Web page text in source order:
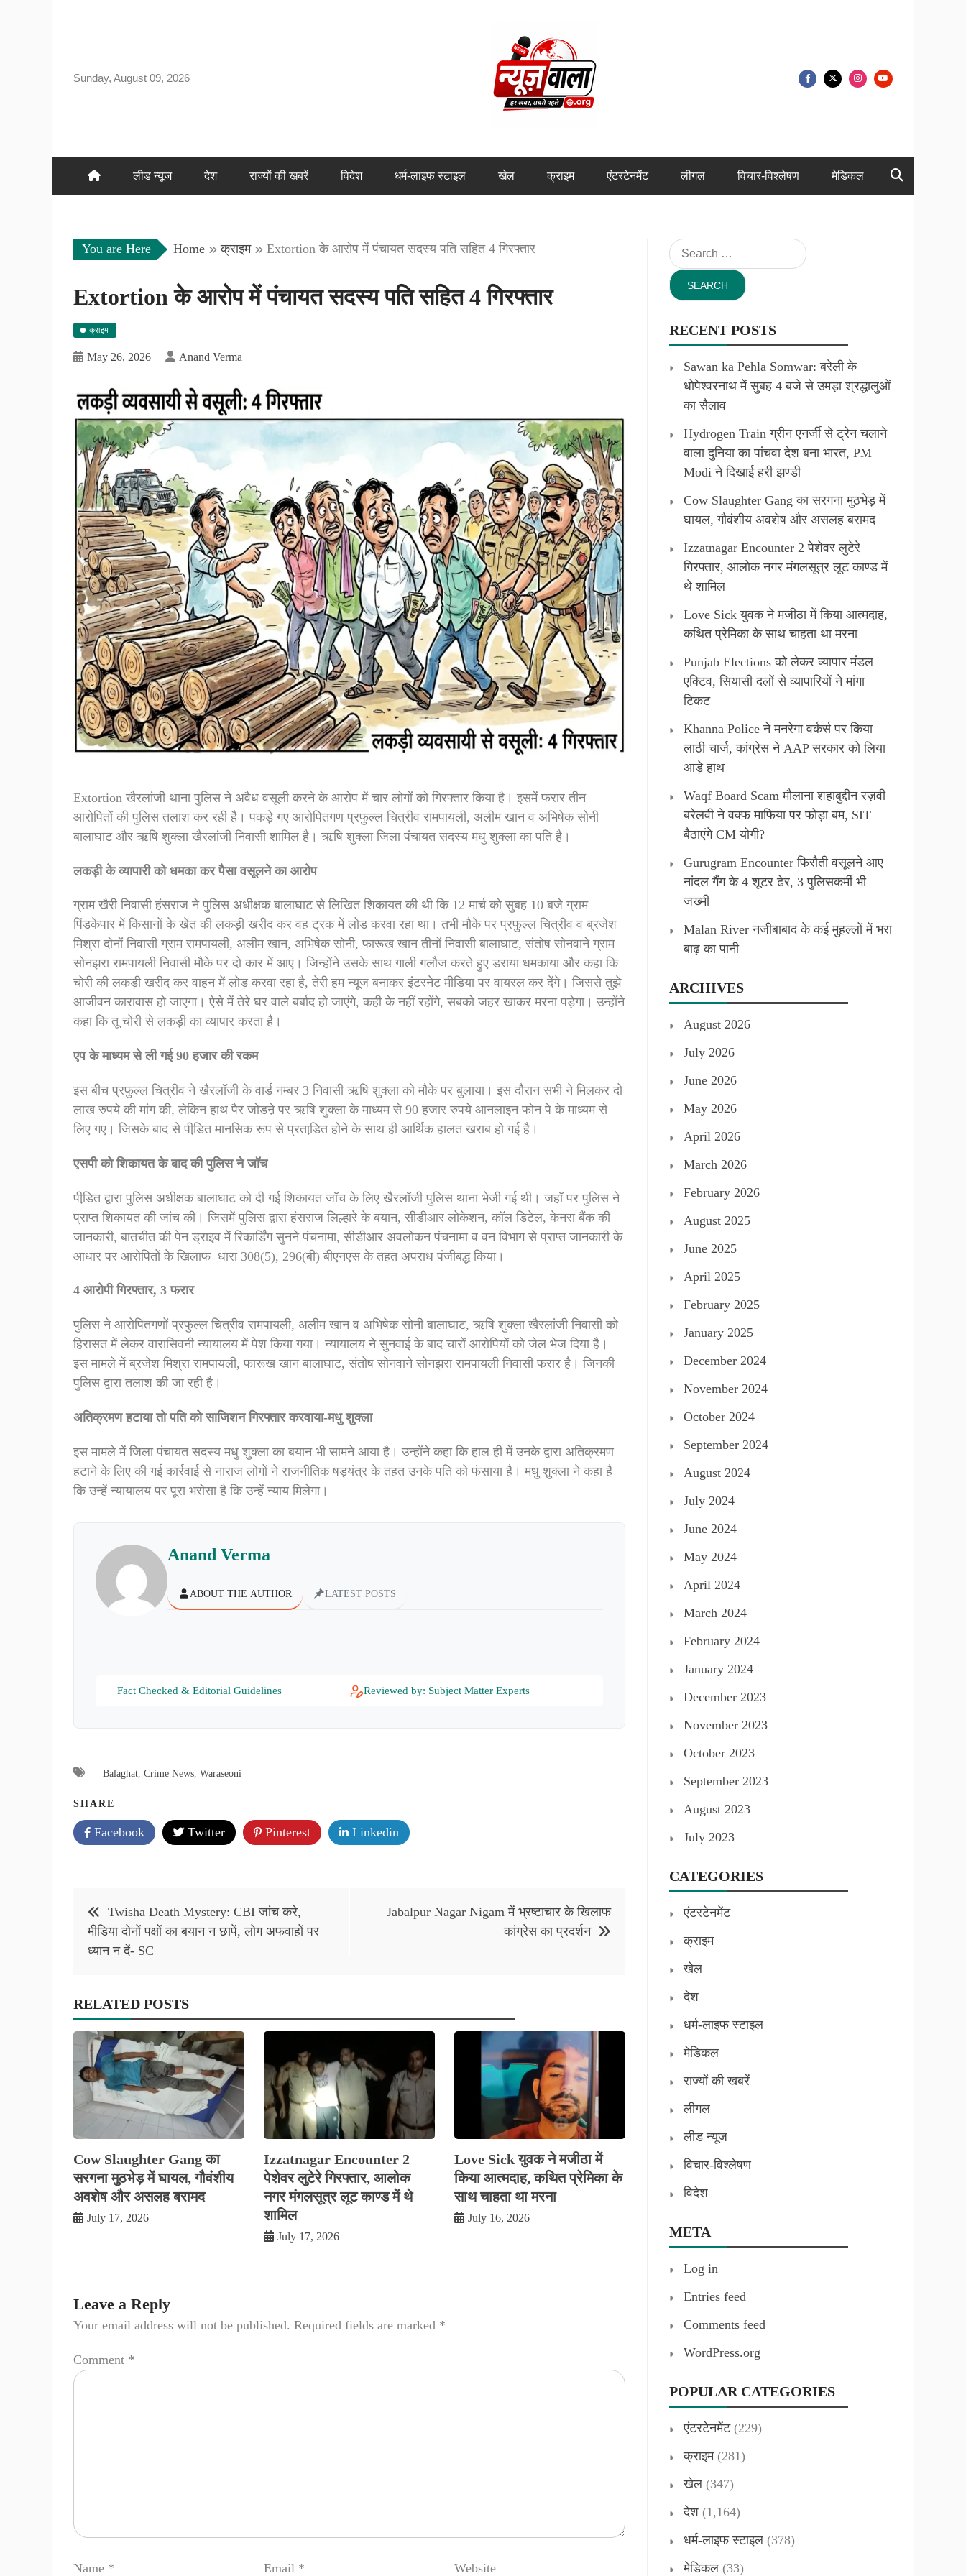
Sunday, August 09, 2026
लीड न्यूज देश राज्यों की खबरें विदेश धर्म-लाइफ स्टाइल खेल क्राइम एंटरटेनमेंट लीगल विचार-विश्लेषण मेडिकल
You are Here Home क्राइम Extortion के आरोप में पंचायत सदस्य पति सहित 4 गिरफ्तार
Extortion के आरोप में पंचायत सदस्य पति सहित 4 गिरफ्तार
क्राइम
May 26, 2026 Anand Verma
Extortion खैरलांजी थाना पुलिस ने अवैध वसूली करने के आरोप में चार लोगों को गिरफ्तार किया है। इसमें फरार तीन
आरोपितों की पुलिस तलाश कर रही है। पकड़े गए आरोपितगण प्रफुल्ल चित्रीव रामपायली, अलीम खान व अभिषेक सोनी
बालाघाट और ऋषि शुक्ला खैरलांजी निवासी शामिल है। ऋषि शुक्ला जिला पंचायत सदस्य मधु शुक्ला का पति है।
लकड़ी के व्यापारी को धमका कर पैसा वसूलने का आरोप
ग्राम खैरी निवासी हंसराज ने पुलिस अधीक्षक बालाघाट से लिखित शिकायत की थी कि 12 मार्च को सुबह 10 बजे ग्राम
पिंडकेपार में किसानों के खेत की लकड़ी खरीद कर वह ट्रक में लोड करवा रहा था। तभी मौके पर प्रफुल्ल चित्रीव व ब्रजेश
मिश्रा दोनों निवासी ग्राम रामपायली, अलीम खान, अभिषेक सोनी, फारूख खान तीनों निवासी बालाघाट, संतोष सोनवाने ग्राम
सोनझरा रामपायली निवासी मौके पर दो कार में आए। जिन्होंने उसके साथ गाली गलौज करते हुए डराया धमकाया और कहा कि
चोरी की लकड़ी खरीद कर वाहन में लोड़ करवा रहा है, तेरी हम न्यूज बनाकर इंटरनेट मीडिया पर वायरल कर देंगे। जिससे तुझे
आजीवन कारावास हो जाएगा। ऐसे में तेरे घर वाले बर्बाद हो जाएंगे, कही के नहीं रहोंगे, सबको जहर खाकर मरना पड़ेगा। उन्होंने
कहा कि तू चोरी से लकड़ी का व्यापार करता है।
एप के माध्यम से ली गई 90 हजार की रकम
इस बीच प्रफुल्ल चित्रीव ने खैरलॉजी के वार्ड नम्बर 3 निवासी ऋषि शुक्ला को मौके पर बुलाया। इस दौरान सभी ने मिलकर दो
लाख रुपये की मांग की, लेकिन हाथ पैर जोडऩे पर ऋषि शुक्ला के माध्यम से 90 हजार रुपये आनलाइन फोन पे के माध्यम से
लिए गए। जिसके बाद से पीडि़त मानसिक रूप से प्रताडि़त होने के साथ ही आर्थिक हालत खराब हो गई है।
एसपी को शिकायत के बाद की पुलिस ने जॉच
पीडि़त द्वारा पुलिस अधीक्षक बालाघाट को दी गई शिकायत जॉच के लिए खैरलॉजी पुलिस थाना भेजी गई थी। जहॉ पर पुलिस ने
प्राप्त शिकायत की जांच की। जिसमें पुलिस द्वारा हंसराज लिल्हारे के बयान, सीडीआर लोकेशन, कॉल डिटेल, केनरा बैंक की
जानकारी, बातचीत की पेन ड्राइव में रिकार्डिंग सुनने पंचनामा, सीडीआर अवलोकन पंचनामा व वन विभाग से प्राप्त जानकारी के
आधार पर आरोपितों के खिलाफ धारा 308(5), 296(बी) बीएनएस के तहत अपराध पंजीबद्ध किया।
4 आरोपी गिरफ्तार, 3 फरार
पुलिस ने आरोपितगणों प्रफुल्ल चित्रीव रामपायली, अलीम खान व अभिषेक सोनी बालाघाट, ऋषि शुक्ला खैरलांजी निवासी को
हिरासत में लेकर वारासिवनी न्यायालय में पेश किया गया। न्यायालय ने सुनवाई के बाद चारों आरोपियों को जेल भेज दिया है।
इस मामले में ब्रजेश मिश्रा रामपायली, फारूख खान बालाघाट, संतोष सोनवाने सोनझरा रामपायली निवासी फरार है। जिनकी
पुलिस द्वारा तलाश की जा रही है।
अतिक्रमण हटाया तो पति को साजिशन गिरफ्तार करवाया-मधु शुक्ला
इस मामले में जिला पंचायत सदस्य मधु शुक्ला का बयान भी सामने आया है। उन्होंने कहा कि हाल ही में उनके द्वारा अतिक्रमण
हटाने के लिए की गई कार्रवाई से नाराज लोगों ने राजनीतिक षड्यंत्र के तहत उनके पति को फंसाया है। मधु शुक्ला ने कहा है
कि उन्हें न्यायालय पर पूरा भरोसा है कि उन्हें न्याय मिलेगा।
Anand Verma
ABOUT THE AUTHOR LATEST POSTS
Fact Checked & Editorial Guidelines Reviewed by: Subject Matter Experts
Balaghat, Crime News, Waraseoni
SHARE
Facebook Twitter Pinterest Linkedin
Post
navigation
Twisha Death Mystery: CBI जांच करे,
मीडिया दोनों पक्षों का बयान न छापें, लोग अफवाहों पर
ध्यान न दें- SC
Jabalpur Nagar Nigam में भ्रष्टाचार के खिलाफ
कांग्रेस का प्रदर्शन
RELATED POSTS
Cow Slaughter Gang का
सरगना मुठभेड़ में घायल, गौवंशीय
अवशेष और असलह बरामद
July 17, 2026
Izzatnagar Encounter 2
पेशेवर लुटेरे गिरफ्तार, आलोक
नगर मंगलसूत्र लूट काण्‍ड में थे
शामिल
July 17, 2026
Love Sick युवक ने मजीठा में
किया आत्मदाह, कथित प्रेमिका के
साथ चाहता था मरना
July 16, 2026
Leave a Reply
Your email address will not be published. Required fields are marked *
Comment *
Name * Email * Website
Search
for:
RECENT POSTS
Sawan ka Pehla Somwar: बरेली के
धोपेश्वरनाथ में सुबह 4 बजे से उमड़ा श्रद्धालुओं
का सैलाव
Hydrogen Train ग्रीन एनर्जी से ट्रेन चलाने
वाला दुनिया का पांचवा देश बना भारत, PM
Modi ने दिखाई हरी झण्डी
Cow Slaughter Gang का सरगना मुठभेड़ में
घायल, गौवंशीय अवशेष और असलह बरामद
Izzatnagar Encounter 2 पेशेवर लुटेरे
गिरफ्तार, आलोक नगर मंगलसूत्र लूट काण्‍ड में
थे शामिल
Love Sick युवक ने मजीठा में किया आत्मदाह,
कथित प्रेमिका के साथ चाहता था मरना
Punjab Elections को लेकर व्यापार मंडल
एक्टिव, सियासी दलों से व्यापारियों ने मांगा
टिकट
Khanna Police ने मनरेगा वर्कर्स पर किया
लाठी चार्ज, कांग्रेस ने AAP सरकार को लिया
आड़े हाथ
Waqf Board Scam मौलाना शहाबुद्दीन रज़वी
बरेलवी ने वक्फ माफिया पर फोड़ा बम, SIT
बैठाएंगे CM योगी?
Gurugram Encounter फिरौती वसूलने आए
नांदल गैंग के 4 शूटर ढेर, 3 पुलिसकर्मी भी
जख्मी
Malan River नजीबाबाद के कई मुहल्लों में भरा
बाढ़ का पानी
ARCHIVES
August 2026
July 2026
June 2026
May 2026
April 2026
March 2026
February 2026
August 2025
June 2025
April 2025
February 2025
January 2025
December 2024
November 2024
October 2024
September 2024
August 2024
July 2024
June 2024
May 2024
April 2024
March 2024
February 2024
January 2024
December 2023
November 2023
October 2023
September 2023
August 2023
July 2023
CATEGORIES
एंटरटेनमेंट
क्राइम
खेल
देश
धर्म-लाइफ स्टाइल
मेडिकल
राज्यों की खबरें
लीगल
लीड न्यूज
विचार-विश्लेषण
विदेश
META
Log in
Entries feed
Comments feed
WordPress.org
POPULAR CATEGORIES
एंटरटेनमेंट(229)
क्राइम(281)
खेल (347)
देश (1,164)
धर्म-लाइफ स्टाइल (378)
मेडिकल (33)